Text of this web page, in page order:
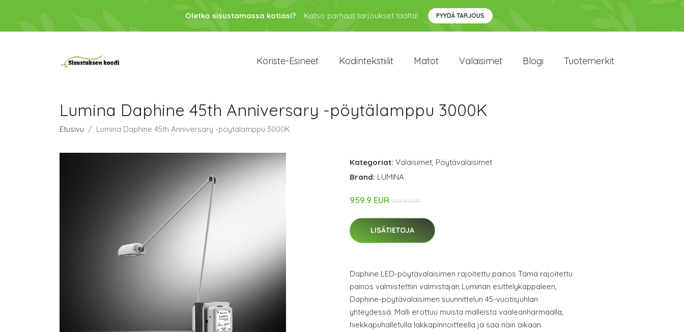
Oletko sisustamassa kotiasi? Katso parhaat tarjoukset täältä! PYYDÄ TARJOUS
Koriste-Esineet Kodintekstiilit Matot Valaisimet Blogi Tuotemerkit
Lumina Daphine 45th Anniversary -pöytälamppu 3000K
Etusivu Lumina Daphine 45th Anniversary -pöytälamppu 3000K
Kategoriat: Valaisimet, Pöytävalaisimet
Brand: LUMINA
959.9 EUR 1011.9 EUR
LISÄTIETOJA
Daphine LED-pöytävalaisimen rajoitettu painos Tämä rajoitettu
painos valmistettiin valmistajan Luminan esittelykappaleen,
Daphine-pöytävalaisimen suunnittelun 45-vuotisjuhlan
yhteydessä. Malli erottuu muista malleista vaaleanharmaalla,
hiekkapuhalletulla lakkapinnoitteella ja saa näin aikaan